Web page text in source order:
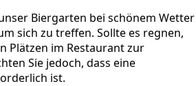
Biergarten bei schönem Wetter
sich zu treffen. Sollte es regnen,
Plätzen im Restaurant zur
Sie jedoch, dass eine
ist.